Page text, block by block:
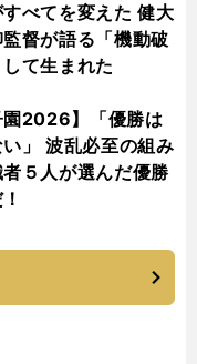
べてを変えた 健大
督が語る「機動破
て生まれた
園2026】「優勝は
」 波乱必至の組み
５人が選んだ優勝